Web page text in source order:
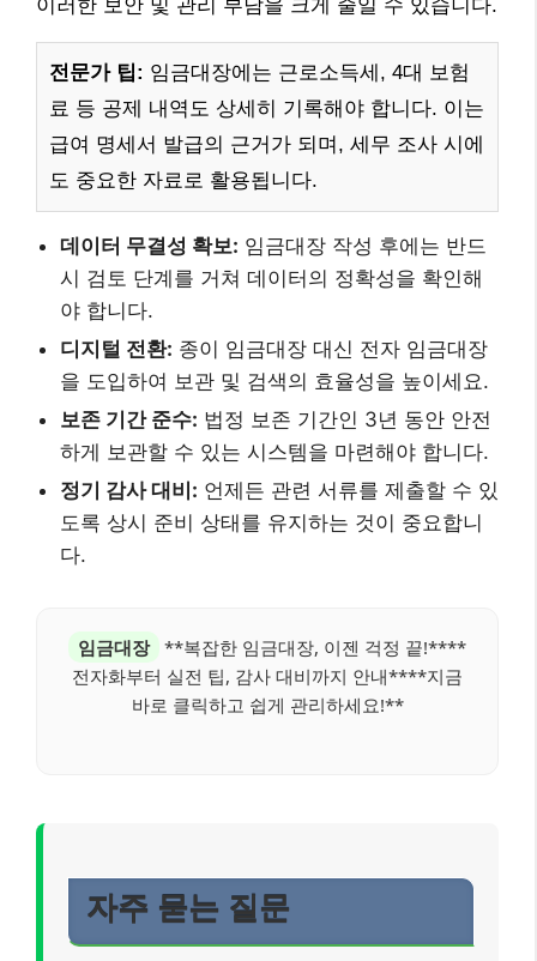
이러한 보안 및 관리 부담을 크게 줄일 수 있습니다.
전문가 팁: 임금대장에는 근로소득세, 4대 보험
료 등 공제 내역도 상세히 기록해야 합니다. 이는
급여 명세서 발급의 근거가 되며, 세무 조사 시에
도 중요한 자료로 활용됩니다.
데이터 무결성 확보: 임금대장 작성 후에는 반드
시 검토 단계를 거쳐 데이터의 정확성을 확인해
야 합니다.
디지털 전환: 종이 임금대장 대신 전자 임금대장
을 도입하여 보관 및 검색의 효율성을 높이세요.
보존 기간 준수: 법정 보존 기간인 3년 동안 안전
하게 보관할 수 있는 시스템을 마련해야 합니다.
정기 감사 대비: 언제든 관련 서류를 제출할 수 있
도록 상시 준비 상태를 유지하는 것이 중요합니
다.
임금대장 **복잡한 임금대장, 이젠 걱정 끝!****
전자화부터 실전 팁, 감사 대비까지 안내****지금
바로 클릭하고 쉽게 관리하세요!**
자주 묻는 질문